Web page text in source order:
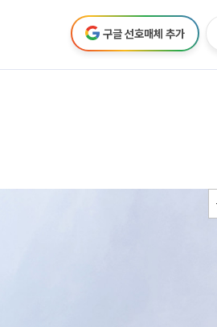
구글 선호매체 추가